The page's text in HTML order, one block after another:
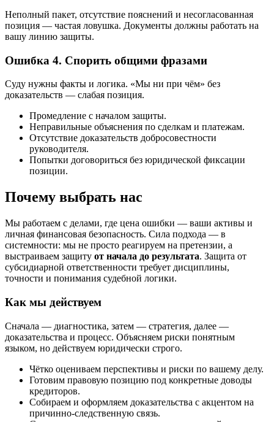
Неполный пакет, отсутствие пояснений и несогласованная
позиция — частая ловушка. Документы должны работать на
вашу линию защиты.
Ошибка 4. Спорить общими фразами
Суду нужны факты и логика. «Мы ни при чём» без
доказательств — слабая позиция.
Промедление с началом защиты.
Неправильные объяснения по сделкам и платежам.
Отсутствие доказательств добросовестности
руководителя.
Попытки договориться без юридической фиксации
позиции.
Почему выбрать нас
Мы работаем с делами, где цена ошибки — ваши активы и
личная финансовая безопасность. Сила подхода — в
системности: мы не просто реагируем на претензии, а
выстраиваем защиту от начала до результата. Защита от
субсидиарной ответственности требует дисциплины,
точности и понимания судебной логики.
Как мы действуем
Сначала — диагностика, затем — стратегия, далее —
доказательства и процесс. Объясняем риски понятным
языком, но действуем юридически строго.
Чётко оцениваем перспективы и риски по вашему делу.
Готовим правовую позицию под конкретные доводы
кредиторов.
Собираем и оформляем доказательства с акцентом на
причинно-следственную связь.